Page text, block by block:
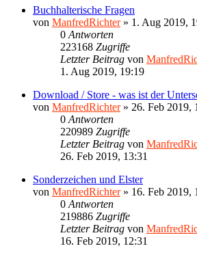
Buchhalterische Fragen
von ManfredRichter» 1. Aug 2019,
0 Antworten
223168 Zugriffe
Letzter Beitrag von
1. Aug 2019, 19:19
Download / Store - was ist der
von ManfredRichter» 26. Feb 2019,
0 Antworten
220989 Zugriffe
Letzter Beitrag von
26. Feb 2019, 13:31
Sonderzeichen und Elster
von ManfredRichter» 16. Feb 2019,
0 Antworten
219886 Zugriffe
Letzter Beitrag von
16. Feb 2019, 12:31